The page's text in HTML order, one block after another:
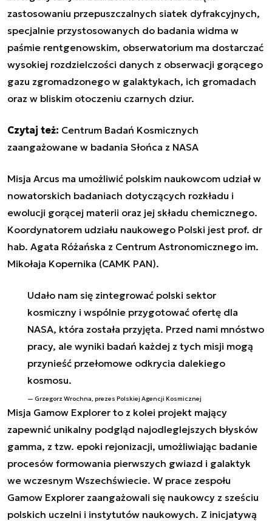
zastosowaniu przepuszczalnych siatek dyfrakcyjnych,
specjalnie przystosowanych do badania widma w
paśmie rentgenowskim, obserwatorium ma dostarczać
wysokiej rozdzielczości danych z obserwacji gorącego
gazu zgromadzonego w galaktykach, ich gromadach
oraz w bliskim otoczeniu czarnych dziur.
Czytaj też: Centrum Badań Kosmicznych
zaangażowane w badania Słońca z NASA
Misja Arcus ma umożliwić polskim naukowcom udział w
nowatorskich badaniach dotyczących rozkładu i
ewolucji gorącej materii oraz jej składu chemicznego.
Koordynatorem udziału naukowego Polski jest prof. dr
hab. Agata Różańska z Centrum Astronomicznego im.
Mikołaja Kopernika (CAMK PAN).
Udało nam się zintegrować polski sektor
kosmiczny i wspólnie przygotować ofertę dla
NASA, która została przyjęta. Przed nami mnóstwo
pracy, ale wyniki badań każdej z tych misji mogą
przynieść przełomowe odkrycia dalekiego
kosmosu.
Grzegorz Wrochna, prezes Polskiej Agencji Kosmicznej
Misja Gamow Explorer to z kolei projekt mający
zapewnić unikalny podgląd najodleglejszych błysków
gamma, z tzw. epoki rejonizacji, umożliwiając badanie
procesów formowania pierwszych gwiazd i galaktyk
we wczesnym Wszechświecie. W prace zespołu
Gamow Explorer zaangażowali się naukowcy z sześciu
polskich uczelni i instytutów naukowych. Z inicjatywą